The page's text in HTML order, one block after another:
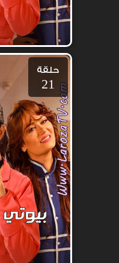
حلقة
21